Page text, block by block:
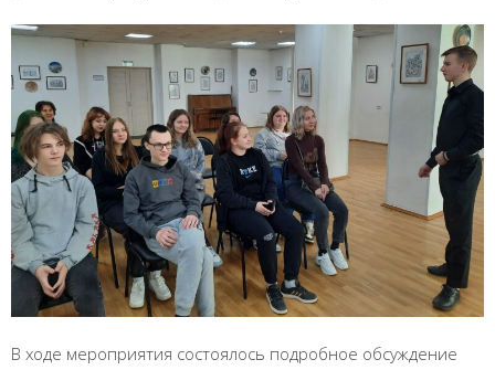
В ходе мероприятия состоялось подробное обсуждение